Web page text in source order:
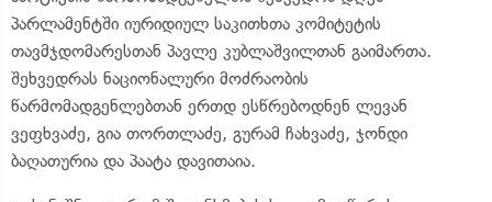
პარლამენტში იურიდიულ საკითხთა კომიტეტის
თავმჯდომარესთან პავლე კუბლაშვილთან გაიმართა.
შეხვედრას ნაციონალური მოძრაობის
წარმომადგენლებთან ერთდ ესწრებოდნენ ლევან
ვეფხვაძე, გია თორთლაძე, გურამ ჩახვაძე, ჯონდი
ბაღათურია და პაატა დავითაია.